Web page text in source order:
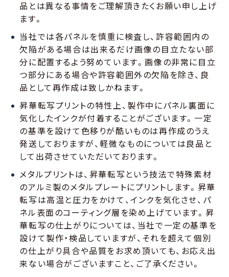
品とは異なる事情をご理解頂きたくお願い申し上げ
ます。
当社では各パネルを慎重に検査し、許容範囲内の
欠陥がある場合は出来るだけ画像の目立たない部
分に配置するよう努めています。画像の非常に目立
つ部分にある場合や許容範囲外の欠陥を除き、良
品として再作成は致しかねます。
昇華転写プリントの特性上、製作中にパネル裏面に
気化したインクが付着することがございます。一定
の基準を設けて色移りが酷いものは再作成のうえ
発送しておりますが、軽微なものについては良品と
して出荷させていただいております。
メタルプリントは、昇華転写という技法で特殊素材
のアルミ製のメタルプレートにプリントします。昇華
転写は高温と圧力をかけて、インクを気化させ、パ
ネル表面のコーティング層を染め上げています。昇
華転写の仕上がりについては、当社で一定の基準を
設けて製作・検品していますが、それを超えて個別
の仕上がり具合や品質をお求め頂いても、お応え出
来ない場合がございますこと、ご了承ください。